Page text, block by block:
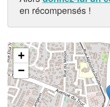
en récompensés !
+
−